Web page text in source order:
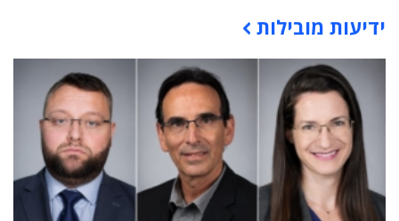
תוכן פרסומי
ידיעות מובילות